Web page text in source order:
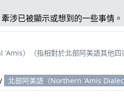
涉已被顯示或想到的一些事情。
）（指相對於北部阿美語其他四
北部阿美語（Northern 'Amis Dialect